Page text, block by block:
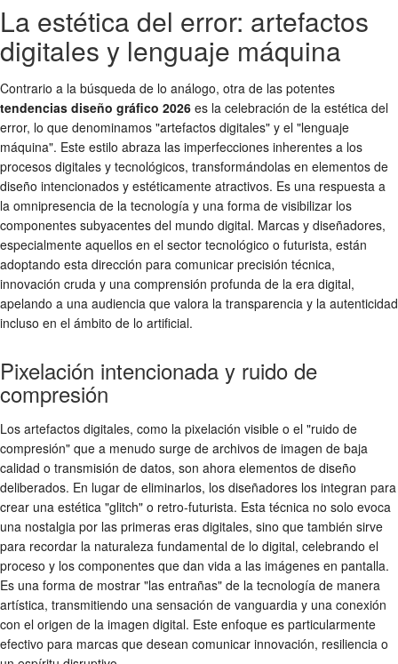
La estética del error: artefactos
digitales y lenguaje máquina
Contrario a la búsqueda de lo análogo, otra de las potentes
tendencias diseño gráfico 2026 es la celebración de la estética del
error, lo que denominamos "artefactos digitales" y el "lenguaje
máquina". Este estilo abraza las imperfecciones inherentes a los
procesos digitales y tecnológicos, transformándolas en elementos de
diseño intencionados y estéticamente atractivos. Es una respuesta a
la omnipresencia de la tecnología y una forma de visibilizar los
componentes subyacentes del mundo digital. Marcas y diseñadores,
especialmente aquellos en el sector tecnológico o futurista, están
adoptando esta dirección para comunicar precisión técnica,
innovación cruda y una comprensión profunda de la era digital,
apelando a una audiencia que valora la transparencia y la autenticidad
incluso en el ámbito de lo artificial.
Pixelación intencionada y ruido de
compresión
Los artefactos digitales, como la pixelación visible o el "ruido de
compresión" que a menudo surge de archivos de imagen de baja
calidad o transmisión de datos, son ahora elementos de diseño
deliberados. En lugar de eliminarlos, los diseñadores los integran para
crear una estética "glitch" o retro-futurista. Esta técnica no solo evoca
una nostalgia por las primeras eras digitales, sino que también sirve
para recordar la naturaleza fundamental de lo digital, celebrando el
proceso y los componentes que dan vida a las imágenes en pantalla.
Es una forma de mostrar "las entrañas" de la tecnología de manera
artística, transmitiendo una sensación de vanguardia y una conexión
con el origen de la imagen digital. Este enfoque es particularmente
efectivo para marcas que desean comunicar innovación, resiliencia o